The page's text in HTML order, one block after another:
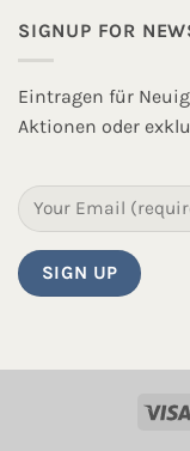
SIGNUP FOR
Eintragen für
Aktionen oder